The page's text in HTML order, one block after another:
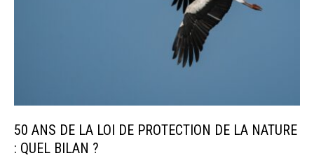
50 ANS DE LA LOI DE PROTECTION DE LA NATURE
: QUEL BILAN ?